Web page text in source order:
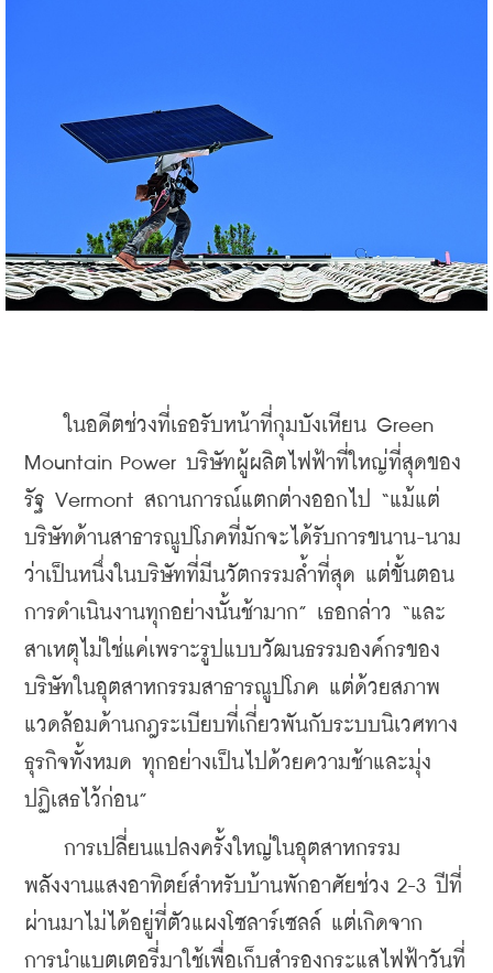
ในอดีตช่วงที่เธอรับหน้าที่กุมบังเหียน Green
Mountain Power บริษัทผู้ผลิตไฟฟ้าที่ใหญ่ที่สุดของ
รัฐ Vermont สถานการณ์แตกต่างออกไป “แม้แต่
บริษัทด้านสาธารณูปโภคที่มักจะได้รับการขนาน-นาม
ว่าเป็นหนึ่งในบริษัทที่มีนวัตกรรมล้ำที่สุด แต่ขั้นตอน
การดำเนินงานทุกอย่างนั้นช้ามาก” เธอกล่าว “และ
สาเหตุไม่ใช่แค่เพราะรูปแบบวัฒนธรรมองค์กรของ
บริษัทในอุตสาหกรรมสาธารณูปโภค แต่ด้วยสภาพ
แวดล้อมด้านกฎระเบียบที่เกี่ยวพันกับระบบนิเวศทาง
ธุรกิจทั้งหมด ทุกอย่างเป็นไปด้วยความช้าและมุ่ง
ปฏิเสธไว้ก่อน”
การเปลี่ยนแปลงครั้งใหญ่ในอุตสาหกรรม
พลังงานแสงอาทิตย์สำหรับบ้านพักอาศัยช่วง 2-3 ปีที่
ผ่านมาไม่ได้อยู่ที่ตัวแผงโซลาร์เซลล์ แต่เกิดจาก
การนำแบตเตอรี่มาใช้เพื่อเก็บสำรองกระแสไฟฟ้าวันที่